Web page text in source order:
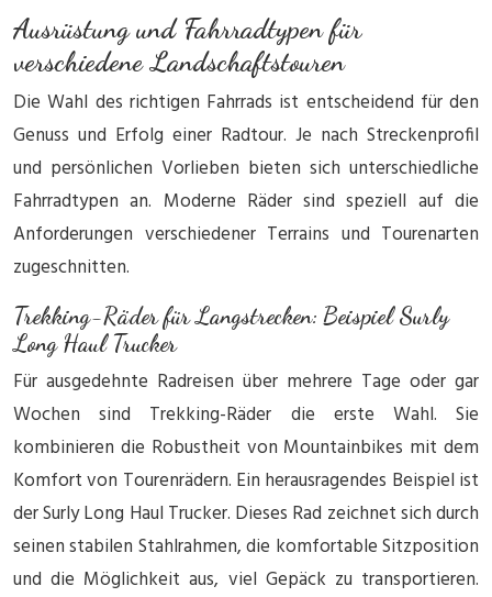
Ausrüstung und Fahrradtypen für
verschiedene Landschaftstouren
Die Wahl des richtigen Fahrrads ist entscheidend für den
Genuss und Erfolg einer Radtour. Je nach Streckenprofil
und persönlichen Vorlieben bieten sich unterschiedliche
Fahrradtypen an. Moderne Räder sind speziell auf die
Anforderungen verschiedener Terrains und Tourenarten
zugeschnitten.
Trekking-Räder für Langstrecken: Beispiel Surly
Long Haul Trucker
Für ausgedehnte Radreisen über mehrere Tage oder gar
Wochen sind Trekking-Räder die erste Wahl. Sie
kombinieren die Robustheit von Mountainbikes mit dem
Komfort von Tourenrädern. Ein herausragendes Beispiel ist
der Surly Long Haul Trucker. Dieses Rad zeichnet sich durch
seinen stabilen Stahlrahmen, die komfortable Sitzposition
und die Möglichkeit aus, viel Gepäck zu transportieren.